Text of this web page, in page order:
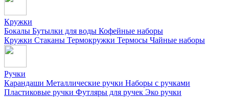
Кружки
Бокалы Бутылки для воды Кофейные наборы
Кружки Стаканы Термокружки Термосы Чайные наборы
Ручки
Карандаши Металлические ручки Наборы с ручками
Пластиковые ручки Футляры для ручек Эко ручки